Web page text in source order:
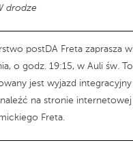
drodze
postDA Freta zaprasza
o godz. 19:15, w Auli św.
jest wyjazd
na stronie
Freta.